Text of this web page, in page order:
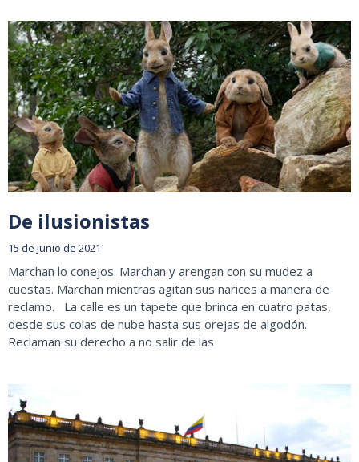
De ilusionistas
15 de junio de 2021
Marchan lo conejos. Marchan y arengan con su mudez a
cuestas. Marchan mientras agitan sus narices a manera de
reclamo. La calle es un tapete que brinca en cuatro patas,
desde sus colas de nube hasta sus orejas de algodón.
Reclaman su derecho a no salir de las